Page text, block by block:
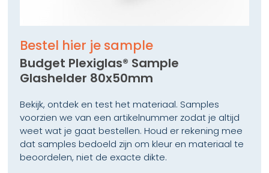
Bestel hier je sample
Budget Plexiglas® Sample
Glashelder 80x50mm
Bekijk, ontdek en test het materiaal. Samples
voorzien we van een artikelnummer zodat je altijd
weet wat je gaat bestellen. Houd er rekening mee
dat samples bedoeld zijn om kleur en materiaal te
beoordelen, niet de exacte dikte.